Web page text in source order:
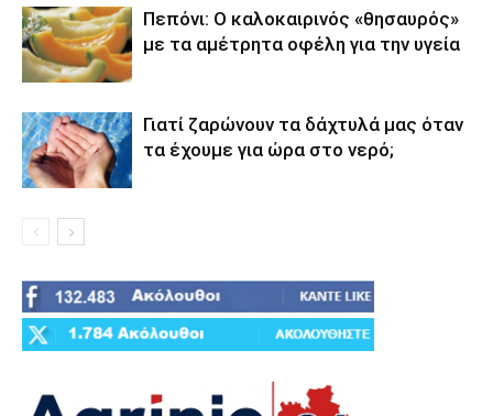
Πεπόνι: Ο καλοκαιρινός «θησαυρός»
με τα αμέτρητα οφέλη για την υγεία
Γιατί ζαρώνουν τα δάχτυλά μας όταν
τα έχουμε για ώρα στο νερό;